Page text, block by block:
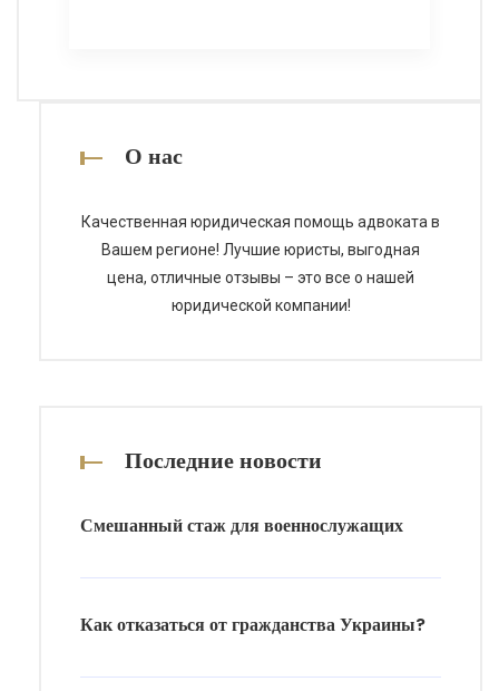
распространенными проблемами
максимального размера,
невыполнение судебных решений
и невыплата причитающихся сумм.
Наши юристы специализируются на
О нас
Качественная юридическая помощь адвоката в
Вашем регионе! Лучшие юристы, выгодная
цена, отличные отзывы – это все о нашей
юридической компании!
Последние новости
Смешанный стаж для военнослужащих
Как отказаться от гражданства Украины?